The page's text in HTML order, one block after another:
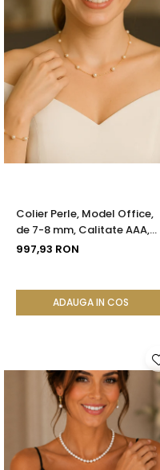
Colier Perle, Model Office,
de 7-8 mm, Calitate AAA,
Aur 14K | KASKADDA®
997,93 RON
ADAUGA IN COS